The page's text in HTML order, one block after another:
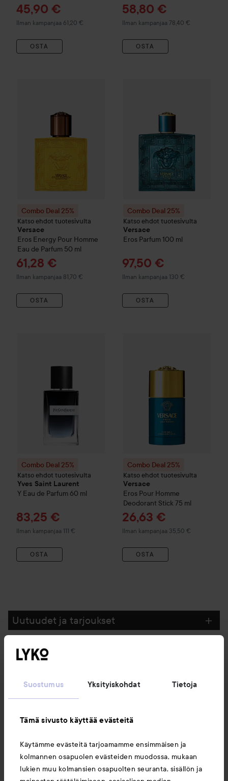
Suostumus Yksityiskohdat Tietoja
Tämä sivusto käyttää evästeitä
Käytämme evästeitä tarjoamamme ensimmäisen ja
kolmannen osapuolen evästeiden muodossa, mukaan
lukien muu kolmansien osapuolten seuranta, sisällön ja
Tarjoushinta
45,90 €
Ilman kampanjaa 61,20 €
OSTA
Tarjoushinta
58,80 €
Ilman kampanjaa 78,40 €
OSTA
Combo Deal 25%
Katso ehdot tuotesivulta
Versace
Eros Energy Pour Homme
Eau de Parfum 50 ml
Tarjoushinta
61,28 €
Ilman kampanjaa 81,70 €
OSTA
Combo Deal 25%
Katso ehdot tuotesivulta
Versace
Eros Parfum 100 ml
Tarjoushinta
97,50 €
Ilman kampanjaa 130 €
OSTA
Combo Deal 25%
Katso ehdot tuotesivulta
Yves Saint Laurent
Y Eau de Parfum 60 ml
Tarjoushinta
83,25 €
Ilman kampanjaa 111 €
OSTA
Combo Deal 25%
Katso ehdot tuotesivulta
Versace
Eros Pour Homme
Deodorant Stick 75 ml
Tarjoushinta
26,63 €
Ilman kampanjaa 35,50 €
OSTA
Uutuudet ja tarjoukset
Seuraa meitä
Saattaisit myös tykätä